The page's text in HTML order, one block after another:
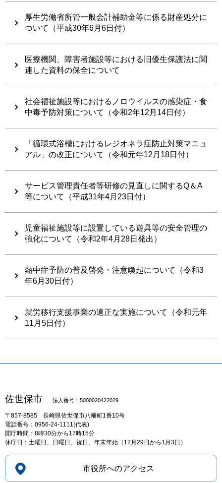
厚生労働省所管一般会計補助金等に係る財産処分に
ついて（平成30年6月6日付）
医療機関、障害者施設等における旧優生保護法に関
連した資料の保全について
社会福祉施設等におけるノロウイルスの感染症・食
中毒予防対策について（令和2年12月14日付）
「循環式浴槽におけるレジオネラ症防止対策マニュ
アル」の改正について（令和元年12月18日付）
サービス管理責任者等研修の見直しに関するQ＆A
等について（平成31年4月23日付）
児童福祉施設等に設置している遊具等の安全管理の
強化について（令和2年4月28日発出）
熱中症予防の普及啓発・注意喚起について（令和3
年6月30日付）
就労移行支援事業の適正な実施について（令和元年
11月5日付）
佐世保市 法人番号：5000020422029
〒857-8585 長崎県佐世保市八幡町1番10号
電話番号：0956-24-1111(代表)
開庁時間：8時30分から17時15分
休庁日：土曜日、日曜日、祝日、年末年始（12月29日から1月3日）
市役所へのアクセス